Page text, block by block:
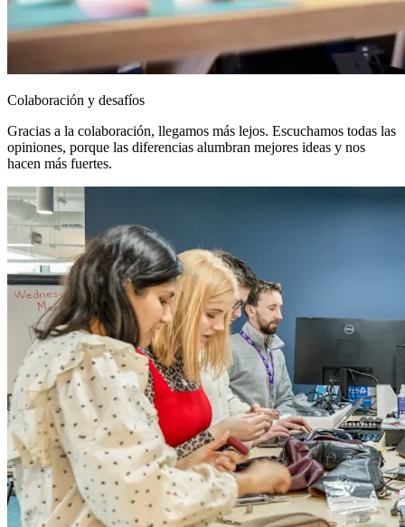
Colaboración y desafíos
Gracias a la colaboración, llegamos más lejos. Escuchamos todas las
opiniones, porque las diferencias alumbran mejores ideas y nos
hacen más fuertes.